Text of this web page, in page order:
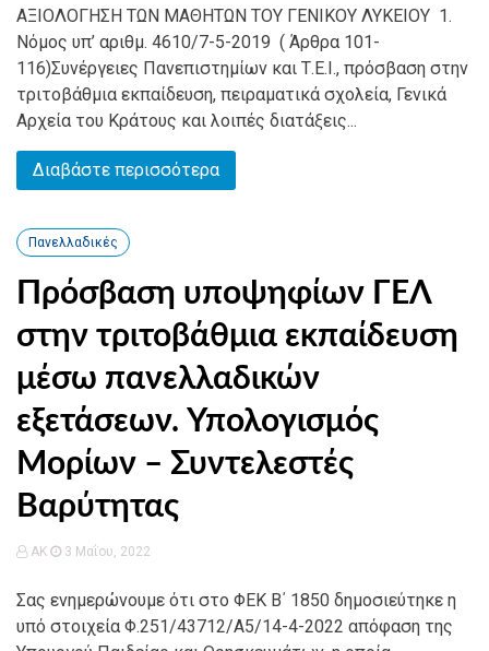
ΑΞΙΟΛΟΓΗΣΗ ΤΩΝ ΜΑΘΗΤΩΝ ΤΟΥ ΓΕΝΙΚΟΥ ΛΥΚΕΙΟΥ 1.
Νόμος υπ’ αριθμ. 4610/7-5-2019 ( Άρθρα 101-
116)Συνέργειες Πανεπιστημίων και Τ.Ε.Ι., πρόσβαση στην
τριτοβάθμια εκπαίδευση, πειραματικά σχολεία, Γενικά
Αρχεία του Κράτους και λοιπές διατάξεις...
Διαβάστε περισσότερα
Πανελλαδικές
Πρόσβαση υποψηφίων ΓΕΛ
στην τριτοβάθμια εκπαίδευση
μέσω πανελλαδικών
εξετάσεων. Υπολογισμός
Μορίων – Συντελεστές
Βαρύτητας
AK 3 Μαΐου, 2022
Σας ενημερώνουμε ότι στο ΦΕΚ Β΄ 1850 δημοσιεύτηκε η
υπό στοιχεία Φ.251/43712/Α5/14-4-2022 απόφαση της